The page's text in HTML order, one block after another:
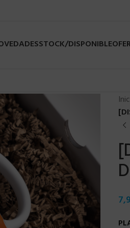
STOCK/DISPONIBLE